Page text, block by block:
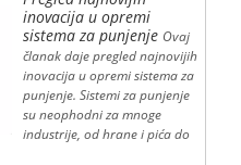
inovacija u opremi
sistema za punjenje Ovaj
članak daje pregled najnovijih
inovacija u opremi sistema za
punjenje. Sistemi za punjenje
su neophodni za mnoge
industrije, od hrane i pića do